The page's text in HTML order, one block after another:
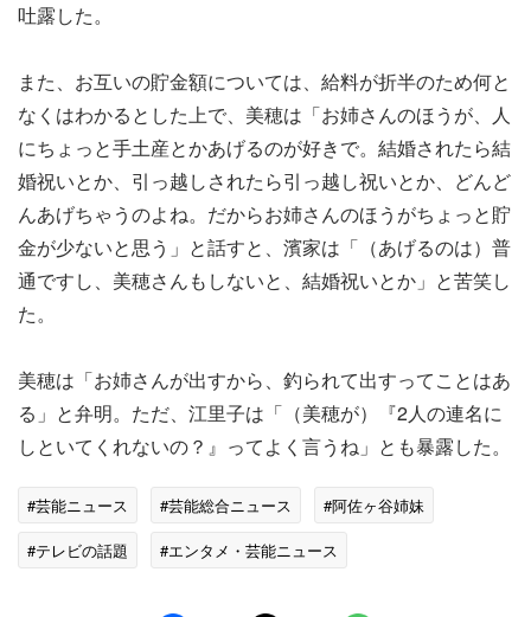
吐露した。
また、お互いの貯金額については、給料が折半のため何と
なくはわかるとした上で、美穂は「お姉さんのほうが、人
にちょっと手土産とかあげるのが好きで。結婚されたら結
婚祝いとか、引っ越しされたら引っ越し祝いとか、どんど
んあげちゃうのよね。だからお姉さんのほうがちょっと貯
金が少ないと思う」と話すと、濱家は「（あげるのは）普
通ですし、美穂さんもしないと、結婚祝いとか」と苦笑し
た。
美穂は「お姉さんが出すから、釣られて出すってことはあ
る」と弁明。ただ、江里子は「（美穂が）『2人の連名に
しといてくれないの？』ってよく言うね」とも暴露した。
#芸能ニュース #芸能総合ニュース
#阿佐ヶ谷姉妹
#テレビの話題
#エンタメ・芸能ニュース